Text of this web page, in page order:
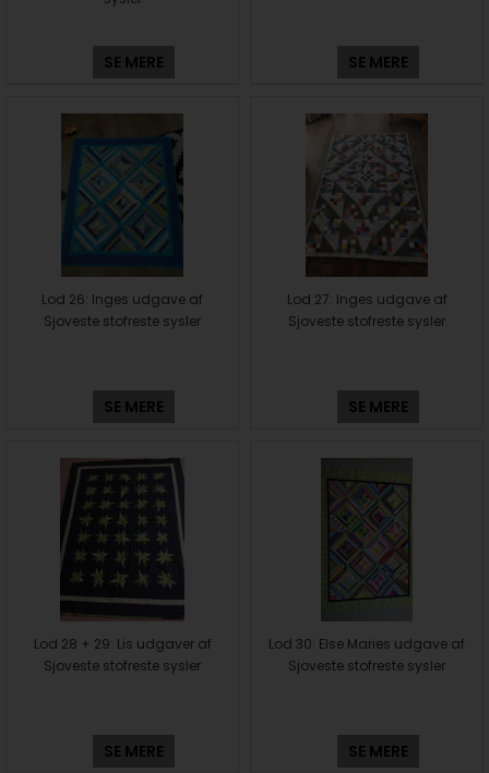
SE MERE SE MERE
Lod 26: Inges udgave af
Sjoveste stofreste sysler
SE MERE
Lod 27: Inges udgave af
Sjoveste stofreste sysler
SE MERE
Lod 28 + 29: Lis udgaver af
Sjoveste stofreste sysler
SE MERE
Lod 30: Else Maries udgave af
Sjoveste stofreste sysler
SE MERE